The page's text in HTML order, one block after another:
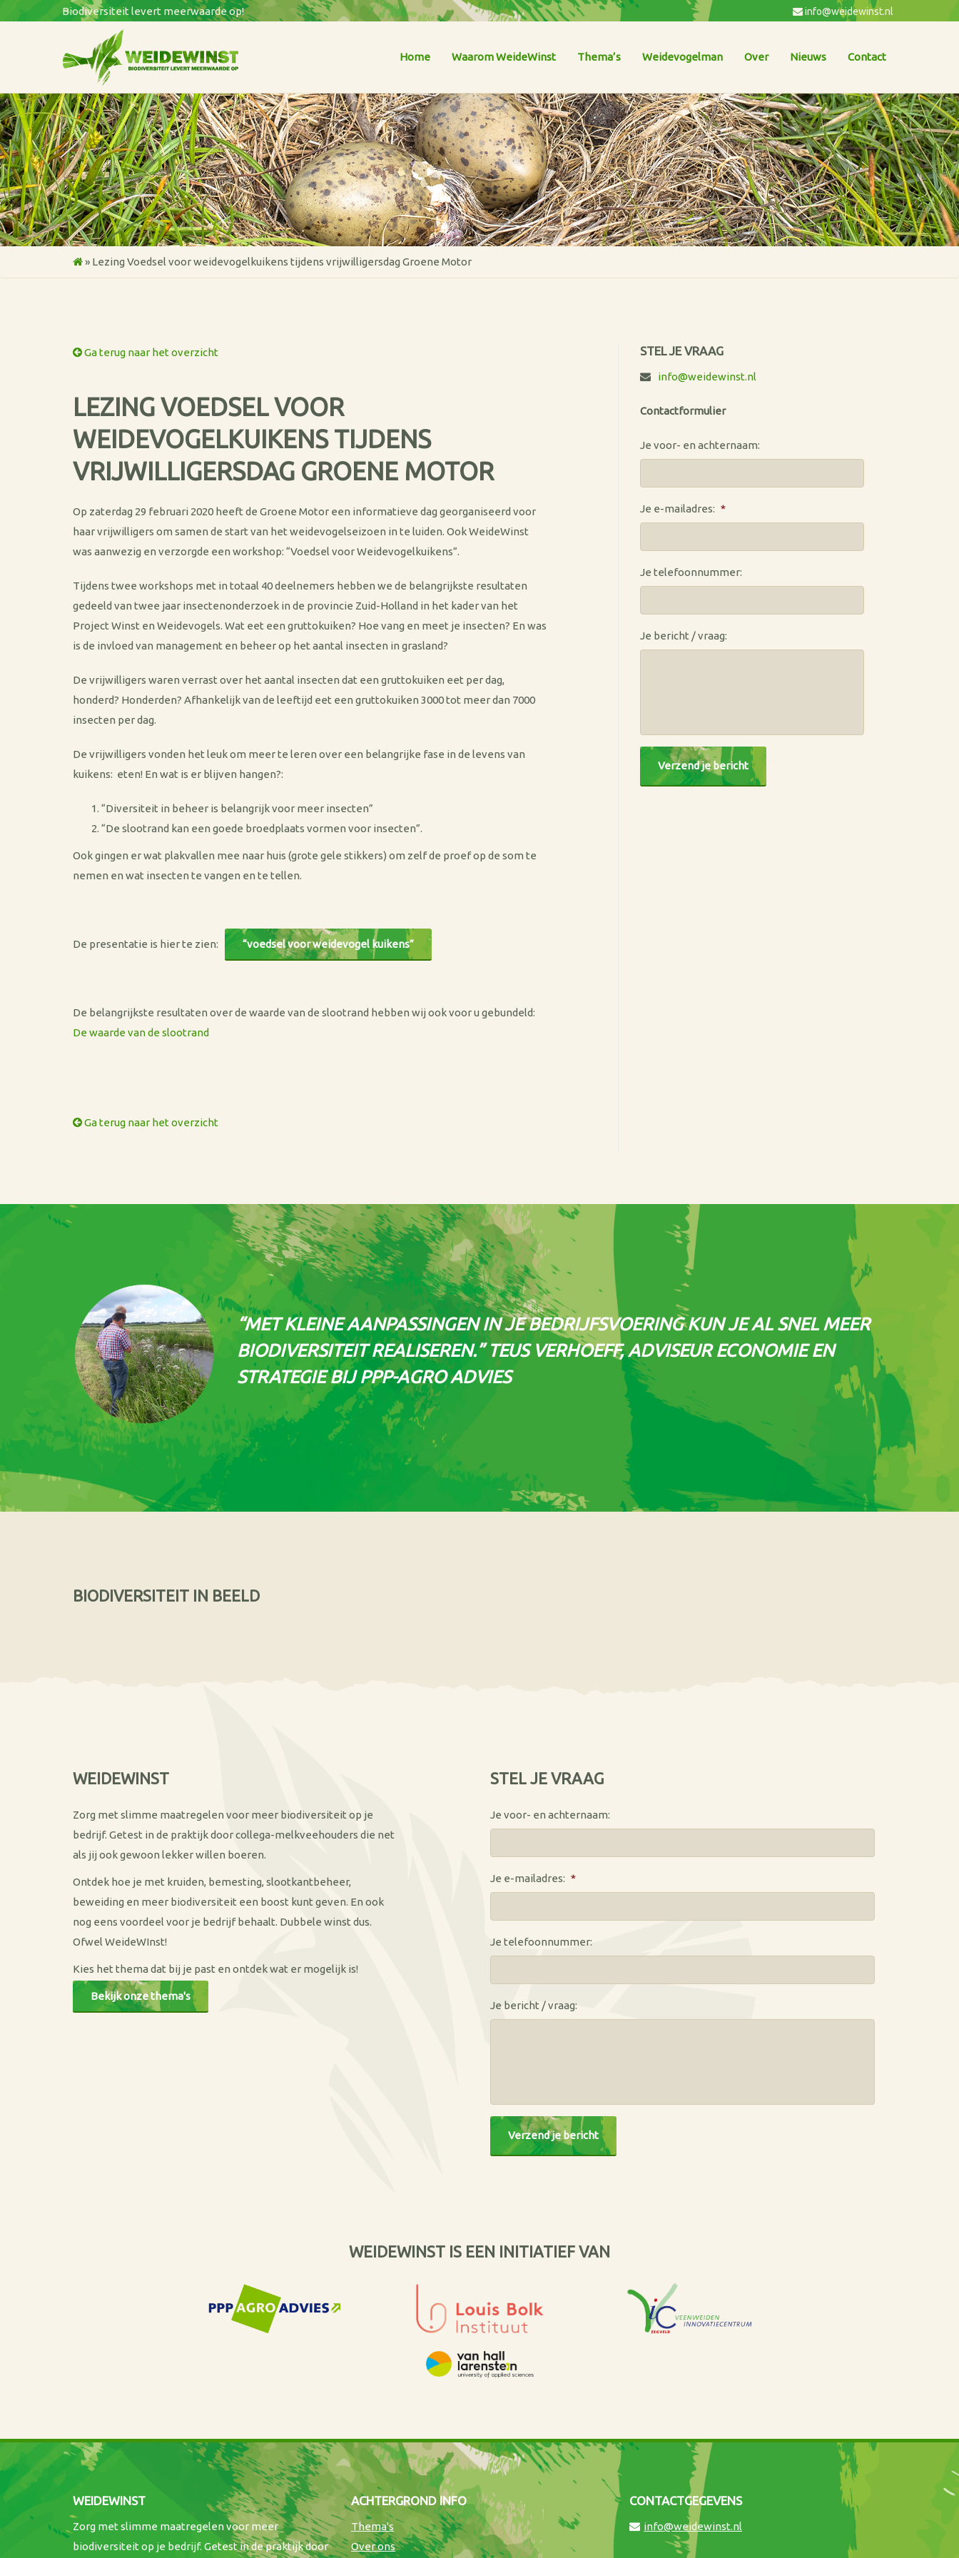
Biodiversiteit levert meerwaarde op! info@weidewinst.nl
Home Waarom WeideWinst Thema’s Weidevogelman Over Nieuws Contact
» Lezing Voedsel voor weidevogelkuikens tijdens vrijwilligersdag Groene Motor
Ga terug naar het overzicht
LEZING VOEDSEL VOOR
WEIDEVOGELKUIKENS TIJDENS
VRIJWILLIGERSDAG GROENE MOTOR
Op zaterdag 29 februari 2020 heeft de Groene Motor een informatieve dag georganiseerd voor
haar vrijwilligers om samen de start van het weidevogelseizoen in te luiden. Ook WeideWinst
was aanwezig en verzorgde een workshop: “Voedsel voor Weidevogelkuikens”.
Tijdens twee workshops met in totaal 40 deelnemers hebben we de belangrijkste resultaten
gedeeld van twee jaar insectenonderzoek in de provincie Zuid-Holland in het kader van het
Project Winst en Weidevogels. Wat eet een gruttokuiken? Hoe vang en meet je insecten? En was
is de invloed van management en beheer op het aantal insecten in grasland?
De vrijwilligers waren verrast over het aantal insecten dat een gruttokuiken eet per dag,
honderd? Honderden? Afhankelijk van de leeftijd eet een gruttokuiken 3000 tot meer dan 7000
insecten per dag.
De vrijwilligers vonden het leuk om meer te leren over een belangrijke fase in de levens van
kuikens: eten! En wat is er blijven hangen?:
“Diversiteit in beheer is belangrijk voor meer insecten”
“De slootrand kan een goede broedplaats vormen voor insecten”.
Ook gingen er wat plakvallen mee naar huis (grote gele stikkers) om zelf de proef op de som te
nemen en wat insecten te vangen en te tellen.
De presentatie is hier te zien: “voedsel voor weidevogel kuikens”
De belangrijkste resultaten over de waarde van de slootrand hebben wij ook voor u gebundeld:
De waarde van de slootrand
Ga terug naar het overzicht
STEL JE VRAAG
info@weidewinst.nl
Contactformulier
Je voor- en achternaam:
Je e-mailadres: *
Je telefoonnummer:
Je bericht / vraag:
CAPTCHA
“MET KLEINE AANPASSINGEN IN JE BEDRIJFSVOERING KUN JE AL SNEL MEER
BIODIVERSITEIT REALISEREN.” TEUS VERHOEFF, ADVISEUR ECONOMIE EN
STRATEGIE BIJ PPP-AGRO ADVIES
BIODIVERSITEIT IN BEELD
WEIDEWINST
Zorg met slimme maatregelen voor meer biodiversiteit op je
bedrijf. Getest in de praktijk door collega-melkveehouders die net
als jij ook gewoon lekker willen boeren.
Ontdek hoe je met kruiden, bemesting, slootkantbeheer,
beweiding en meer biodiversiteit een boost kunt geven. En ook
nog eens voordeel voor je bedrijf behaalt. Dubbele winst dus.
Ofwel WeideWInst!
Kies het thema dat bij je past en ontdek wat er mogelijk is!
Bekijk onze thema's
STEL JE VRAAG
Je voor- en achternaam:
Je e-mailadres: *
Je telefoonnummer:
Je bericht / vraag:
CAPTCHA
WEIDEWINST IS EEN INITIATIEF VAN
WEIDEWINST
Zorg met slimme maatregelen voor meer
biodiversiteit op je bedrijf. Getest in de praktijk door
ACHTERGROND INFO
Thema's
Over ons
CONTACTGEGEVENS
info@weidewinst.nl